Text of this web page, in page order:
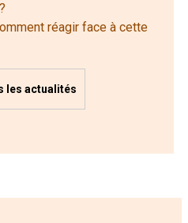
réagir face à cette
les actualités